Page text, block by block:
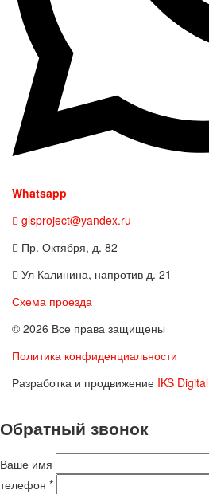
Whatsapp
glsproject@yandex.ru
Пр. Октября, д. 82
Ул Калинина, напротив д. 21
Схема проезда
© 2026 Все права защищены
Политика конфиденциальности
Разработка и продвижение IKS Digital
Обратный звонок
Ваше имя
телефон *